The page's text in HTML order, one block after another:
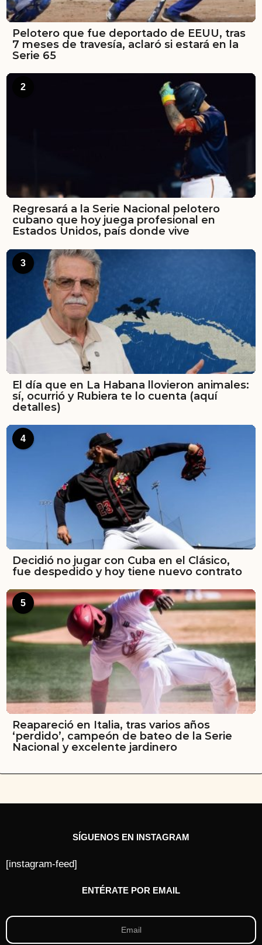
Pelotero que fue deportado de EEUU, tras
7 meses de travesía, aclaró si estará en la
Serie 65
2
Regresará a la Serie Nacional pelotero
cubano que hoy juega profesional en
Estados Unidos, país donde vive
3
El día que en La Habana llovieron animales:
sí, ocurrió y Rubiera te lo cuenta (aquí
detalles)
4
Decidió no jugar con Cuba en el Clásico,
fue despedido y hoy tiene nuevo contrato
5
Reapareció en Italia, tras varios años
‘perdido’, campeón de bateo de la Serie
Nacional y excelente jardinero
SÍGUENOS EN INSTAGRAM
[instagram-feed]
ENTÉRATE POR EMAIL